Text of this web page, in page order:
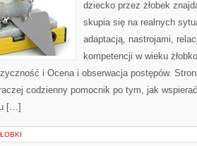
dziecko przez żłobek
skupia się na realnych
adaptacją, nastrojami,
kompetencji w wieku
i Ocena i obserwacja postępów.
codzienny pomocnik po tym, jak
[…]